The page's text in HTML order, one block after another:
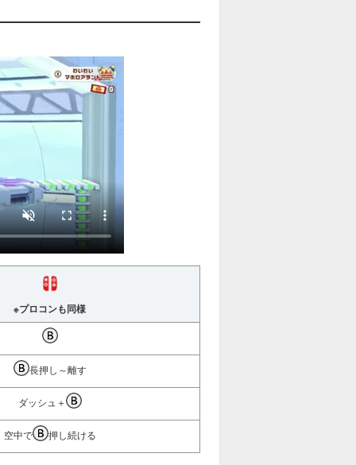
※プロコンも同様
長押し～離す
ダッシュ＋
空中で 押し続ける